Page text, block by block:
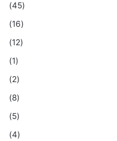
(45)
(16)
(12)
(1)
(2)
(8)
(5)
(4)